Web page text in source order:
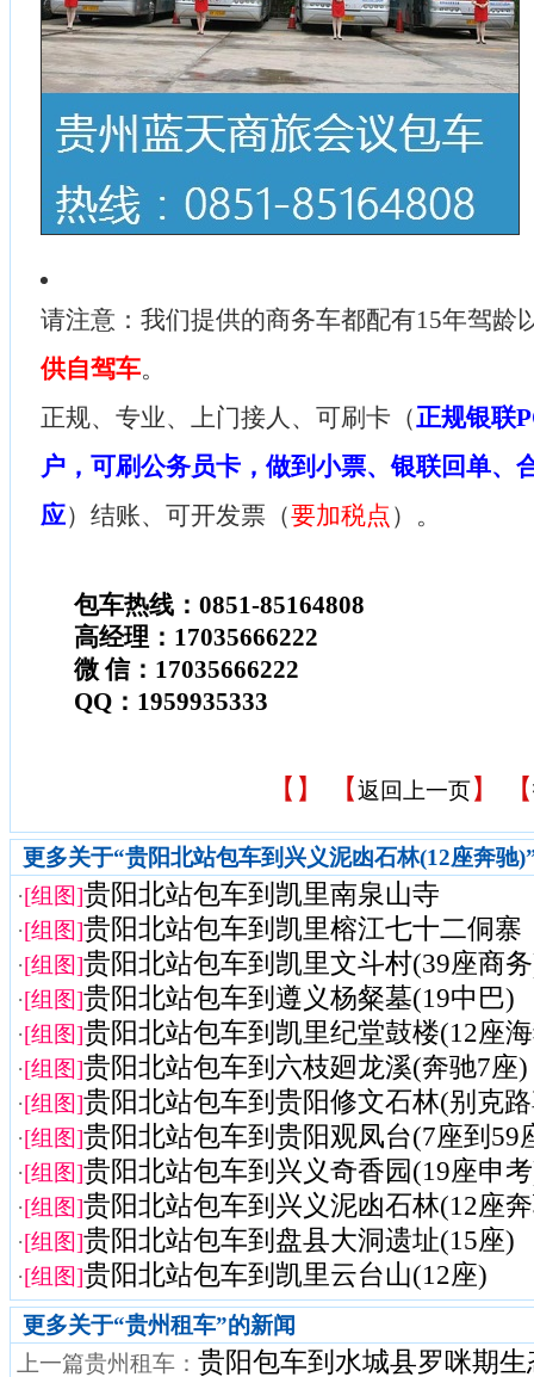
请注意：我们提供的商务车都配有15年驾龄
供自驾车。
正规、专业、上门接人、可刷卡（正规银联
户，可刷公务员卡，做到小票、银联回单、
应）结账、可开发票（要加税点 ）。
包车热线：0851-85164808
高经理：17035666222
微 信：17035666222
QQ：1959935333
【 】 【返回上一页】 【
更多关于“贵阳北站包车到兴义泥凼石林(12座奔驰
·[组图]贵阳北站包车到凯里南泉山寺
·[组图]贵阳北站包车到凯里榕江七十二侗寨
·[组图]贵阳北站包车到凯里文斗村(39座商
·[组图]贵阳北站包车到遵义杨粲墓(19中巴)
·[组图]贵阳北站包车到凯里纪堂鼓楼(12座
·[组图]贵阳北站包车到六枝廻龙溪(奔驰7座)
·[组图]贵阳北站包车到贵阳修文石林(别克
·[组图]贵阳北站包车到贵阳观凤台(7座到59
·[组图]贵阳北站包车到兴义奇香园(19座申
·[组图]贵阳北站包车到兴义泥凼石林(12座
·[组图]贵阳北站包车到盘县大洞遗址(15座)
·[组图]贵阳北站包车到凯里云台山(12座)
更多关于“贵州租车”的新闻
上一篇贵州租车： 贵阳包车到水城县罗咪期